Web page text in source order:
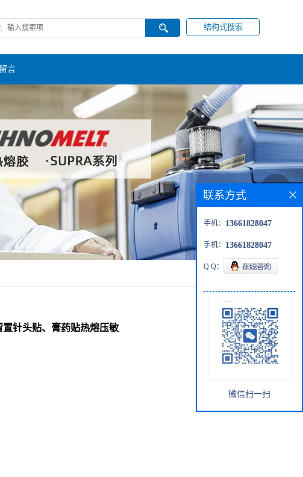
结构式搜索
言
针头贴、膏药贴热熔压敏
联系方式
手机： 13661828047
手机： 13661828047
Q Q：
微信扫一扫